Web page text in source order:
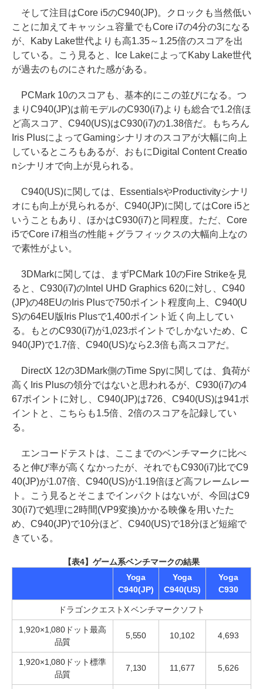
そして注目はCore i5のC940(JP)。クロックも当然低い
ことに加えてキャッシュ容量でもCore i7の4分の3になる
が、Kaby Lake世代よりも高1.35～1.25倍のスコアを出
している。こう見ると、Ice LakeによってKaby Lake世代
が過去のものにされた感がある。
PCMark 10のスコアも、基本的にこの並びになる。つ
まりC940(JP)は前モデルのC930(i7)よりも総合で1.2倍ほ
ど高スコア、C940(US)はC930(i7)の1.38倍だ。もちろん
Iris PlusによってGamingシナリオのスコアが大幅に向上
しているところもあるが、おもにDigital Content Creatio
nシナリオで向上が見られる。
C940(US)に関しては、EssentialsやProductivityシナリ
オにも向上が見られるが、C940(JP)に関してはCore i5と
いうこともあり、ほかはC930(i7)と同程度。ただ、Core
i5でCore i7相当の性能＋グラフィックスの大幅向上なの
で素性がよい。
3DMarkに関しては、まずPCMark 10のFire Strikeを見
ると、C930(i7)のIntel UHD Graphics 620に対し、C940
(JP)の48EUのIris Plusで750ポイント程度向上、C940(U
S)の64EU版Iris Plusで1,400ポイント近く向上してい
る。もとのC930(i7)が1,023ポイントでしかないため、C
940(JP)で1.7倍、C940(US)なら2.3倍も高スコアだ。
DirectX 12の3DMark側のTime Spyに関しては、負荷が
高くIris Plusの領分ではないと思われるが、C930(i7)の4
67ポイントに対し、C940(JP)は726、C940(US)は941ポ
イントと、こちらも1.5倍、2倍のスコアを記録してい
る。
エンコードテストは、ここまでのベンチマークに比べ
ると伸び率が高くなかったが、それでもC930(i7)比でC9
40(JP)が1.07倍、C940(US)が1.19倍ほど高フレームレー
ト。こう見るとそこまでインパクトはないが、今回はC9
30(i7)で処理に2時間(VP9変換)かかる映像を用いたた
め、C940(JP)で10分ほど、C940(US)で18分ほど短縮で
きている。
【表4】ゲーム系ベンチマークの結果
Yoga
C940(JP)
Yoga
C940(US)
Yoga
C930
ドラゴンクエストX ベンチマークソフト
1,920×1,080ドット最高
品質
5,550 10,102 4,693
1,920×1,080ドット標準
品質
7,130 11,677 5,626